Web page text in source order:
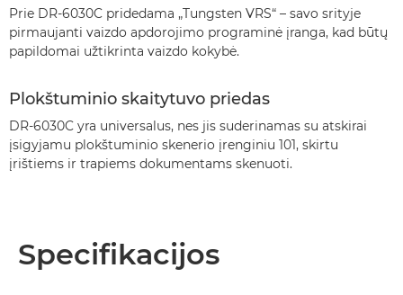
Prie DR-6030C pridedama „Tungsten VRS“ – savo srityje
pirmaujanti vaizdo apdorojimo programinė įranga, kad būtų
papildomai užtikrinta vaizdo kokybė.
Plokštuminio skaitytuvo priedas
DR-6030C yra universalus, nes jis suderinamas su atskirai
įsigyjamu plokštuminio skenerio įrenginiu 101, skirtu
įrištiems ir trapiems dokumentams skenuoti.
Specifikacijos